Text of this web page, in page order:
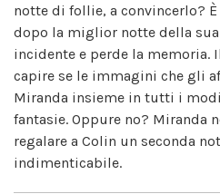
notte di follie, a convincerlo?
dopo la miglior notte della
incidente e perde la memoria.
capire se le immagini che gli
Miranda insieme in tutti i
fantasie. Oppure no? Miranda
regalare a Colin un seconda
indimenticabile.